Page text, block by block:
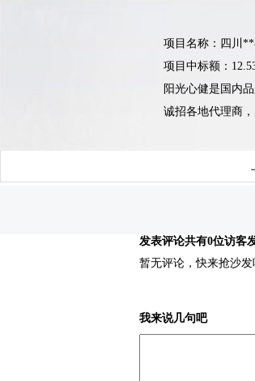
项目名称： 四川
项目中标额：
阳光心健是国内
诚招各地代理商，
发表评论共有0位访客
暂无评论，快来抢沙发
我来说几句吧